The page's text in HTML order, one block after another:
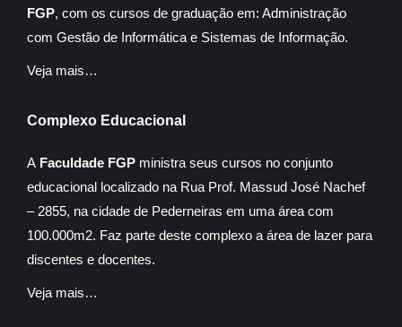
FGP, com os cursos de graduação em: Administração
com Gestão de Informática e Sistemas de Informação.
Veja mais…
Complexo Educacional
A Faculdade FGP ministra seus cursos no conjunto
educacional localizado na Rua Prof. Massud José Nachef
– 2855, na cidade de Pederneiras em uma área com
100.000m2. Faz parte deste complexo a área de lazer para
discentes e docentes.
Veja mais…